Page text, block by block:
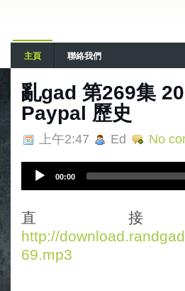
主頁 聯絡我們
亂gad 第269集
Paypal 歷史
上午2:47 Ed No
i
o
P
l
00:00
直
http://
69.mp3